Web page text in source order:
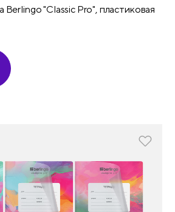
Berlingo "Classic Pro", пластиковая